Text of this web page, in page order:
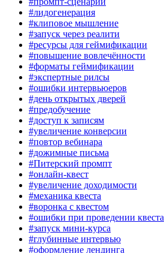
#лидогенерация
#клиповое мышление
#запуск через реалити
#ресурсы для геймификации
#повышение вовлечённости
#форматы геймификации
#экспертные рилсы
#ошибки интервьюеров
#день открытых дверей
#предобучение
#доступ к записям
#увеличение конверсии
#повтор вебинара
#дожимные письма
#Питерский промпт
#онлайн-квест
#увеличение доходимости
#механика квеста
#воронка с квестом
#ошибки при проведении квеста
#запуск мини-курса
#глубинные интервью
#оформление лендинга